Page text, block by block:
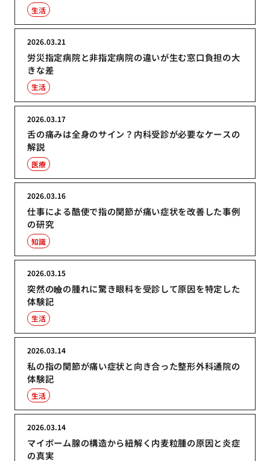
生活
労災指定病院と非指定病院の違いが生む窓口負担の大
きな差
2026.03.21
生活
舌の痛みは全身のサイン？内科受診が必要なケースの
解説
2026.03.17
医療
仕事による酷使で指の関節が痛い症状を改善した事例
の研究
2026.03.16
知識
突然の瞼の腫れに驚き眼科を受診して原因を特定した
体験記
2026.03.15
生活
私の指の関節が痛い症状と向き合った整形外科通院の
体験記
2026.03.14
生活
マイボーム腺の構造から紐解く内麦粒腫の原因と炎症
の真実
2026.03.14